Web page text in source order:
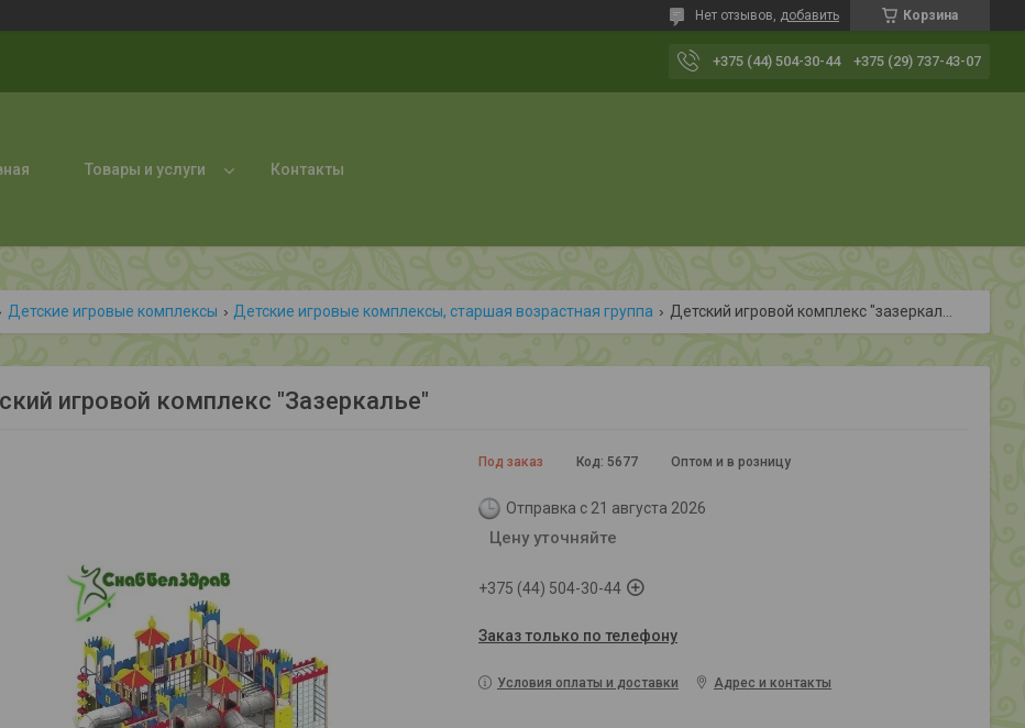
Корзина
Нет отзывов, добавить
+375 (44) 504-30-44 +375 (29) 737-43-07
Товары и услуги Контакты
Детские игровые комплексы Детские игровые комплексы, старшая возрастная группа
игровой комплекс "Зазеркалье"
Под заказ Оптом и в розницу
Код: 5677
Отправка с 21 августа 2026
Цену уточняйте
+375 (44) 504-30-44
Заказ только по телефону
Условия оплаты и доставки Адрес и контакты